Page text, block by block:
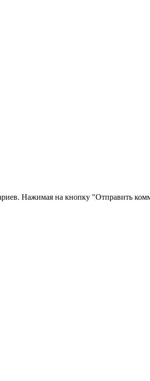
Нажимая на кнопку "Отправить